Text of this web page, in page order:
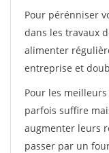
Pour pérénniser
dans les travaux
alimenter
entreprise et
Pour les
parfois suffire
augmenter leurs
passer par un